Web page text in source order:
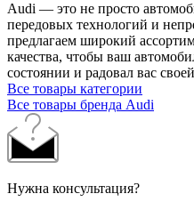
Audi — это не просто
передовых технологий и
предлагаем широкий
качества, чтобы ваш
состоянии и радовал вас
Все товары категории
Все товары бренда Audi
Нужна консультация?